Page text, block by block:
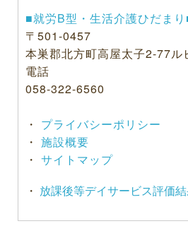
■就労B型・生活介護ひだま
〒501-0457
本巣郡北方町高屋太子2-77ル
電話
058-322-6560
・ プライバシーポリシー
・ 施設概要
・ サイトマップ
・ 放課後等デイサービス評価